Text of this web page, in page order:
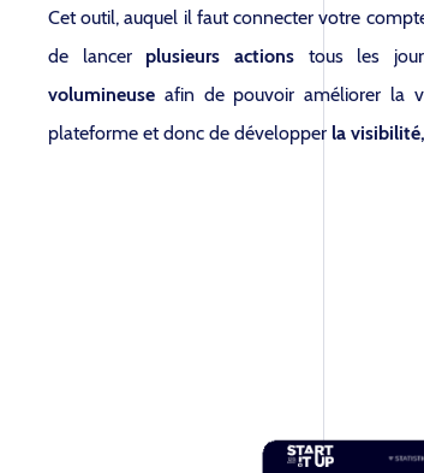
Cet outil, auquel il faut connecter votre
de lancer plusieurs actions tous les
volumineuse afin de pouvoir améliorer la
plateforme et donc de développer la